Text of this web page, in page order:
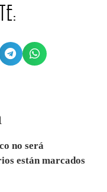
no será
están marcados